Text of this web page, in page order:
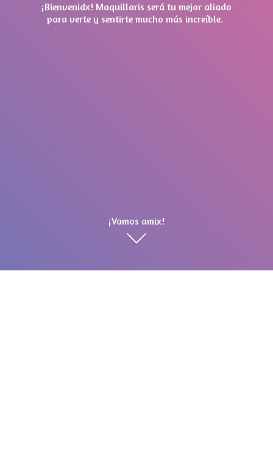
¡Bienvenidx! Maquillaris será tu mejor aliado
para verte y sentirte mucho más increíble.
¡Vamos amix!